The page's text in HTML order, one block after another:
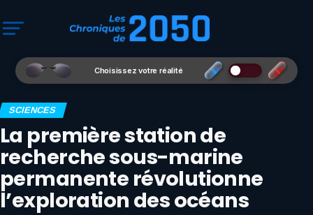
Choisissez votre réalité
SCIENCES
La première station de
recherche sous-marine
permanente révolutionne
l’exploration des océans